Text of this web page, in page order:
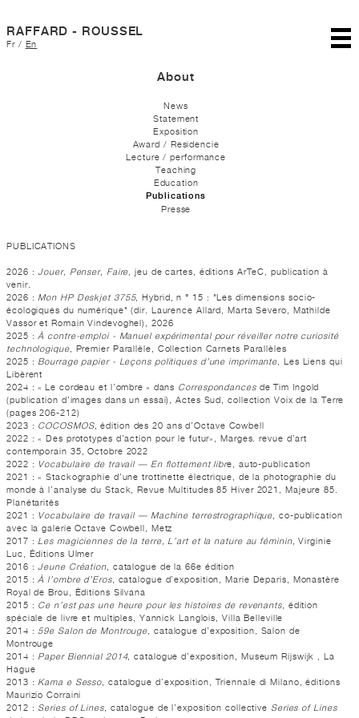
RAFFARD - ROUSSEL
Fr/ En
About
News
Statement
Exposition
Award / Residencie
Lecture / performance
Teaching
Education
Publications
Presse
PUBLICATIONS
2026 :Jouer, Penser, Faire, jeu de cartes, éditions ArTeC, publication à
venir.
2026 : Mon HP Deskjet 3755, Hybrid, n ° 15 : "Les dimensions socio-
écologiques du numérique" (dir. Laurence Allard, Marta Severo, Mathilde
Vassor et Romain Vindevoghel), 2026
2025 :À contre-emploi - Manuel expérimental pour réveiller notre curiosité
technologique, Premier Parallèle, Collection Carnets Parallèles
2025 : Bourrage papier - Leçons politiques d’une imprimante, Les Liens qui
Libèrent
2024 : « Le cordeau et l’ombre » dans Correspondancesde Tim Ingold
(publication d’images dans un essai), Actes Sud, collection Voix de la Terre
(pages 206-212)
2023 : COCOSMOS, édition des 20 ans d’Octave Cowbell
2022 : « Des prototypes d’action pour le futur», Marges. revue d’art
contemporain 35, Octobre 2022
2022 : Vocabulaire de travail — En flottement libre, auto-publication
2021 : « Stackographie d’une trottinette électrique, de la photographie du
monde à l’analyse du Stack, Revue Multitudes 85 Hiver 2021, Majeure 85.
Planétarités
2021 : Vocabulaire de travail — Machine terrestrographique, co-publication
avec la galerie Octave Cowbell, Metz
2017 : Les magiciennes de la terre, L’art et la nature au féminin, Virginie
Luc, Éditions Ulmer
2016 :Jeune Création, catalogue de la 66e édition
2015 :À l’ombre d’Eros, catalogue d’exposition, Marie Deparis, Monastère
Royal de Brou, Éditions Silvana
2015 : Ce n’est pas une heure pour les histoires de revenants, édition
spéciale de livre et multiples, Yannick Langlois, Villa Belleville
2014 : 59e Salon de Montrouge, catalogue d’exposition, Salon de
Montrouge
2014 : Paper Biennial 2014, catalogue d’exposition, Museum Rijswijk , La
Hague
2013 : Kama e Sesso, catalogue d’exposition, Triennale di Milano, éditions
Maurizio Corraini
2012 : Series of Lines, catalogue de l’exposition collective Series of Lines